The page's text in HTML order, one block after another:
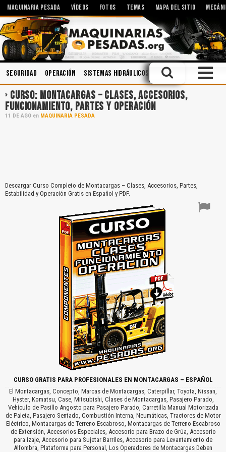
MAQUINARIA PESADA VÍDEOS FOTOS TEMAS MAPA DEL SITIO
Seguridad Operación Sistemas Hidráulicos Manejo Defensivo
CURSO: MONTACARGAS – CLASES, ACCESORIOS,
FUNCIONAMIENTO, PARTES Y OPERACIÓN
11 DE AGO en MAQUINARIA PESADA
Descargar Curso Completo de Montacargas – Clases, Accesorios, Partes,
Estabilidad y Operación Gratis en Español y PDF.
CURSO GRATIS PARA PROFESIONALES EN MONTACARGAS – ESPAÑOL
El Montacargas, Concepto, Marcas de Montacargas, Caterpillar, Toyota, Nissan,
Hyster, Komatsu, Case, Mitsubishi, Clases de Montacargas, Pasajero Parado,
Vehículo de Pasillo Angosto para Pasajero Parado, Carretilla Manual Motorizada
de Paleta, Pasajero Sentado, Combustión Interna, Neumáticas, Tractores de Motor
Eléctrico, Montacargas de Terreno Escabroso, Montacargas de Terreno Escabroso
de Extensión, Accesorios Especiales, Accesorio para Brazo de Grúa, Accesorio
para Izaje, Accesorio para Sujetar Barriles, Accesorio para Levantamiento de
Alfombra, Plataforma para Personal, Los Operadores de Montacargas Deben